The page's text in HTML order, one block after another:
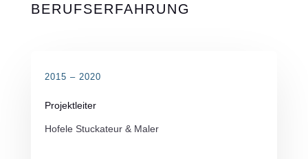
BERUFSERFAHRUNG
2015 – 2020
Projektleiter
Hofele Stuckateur & Maler